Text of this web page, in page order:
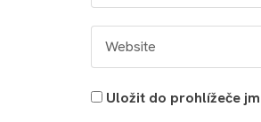
Uložit do prohlížeče